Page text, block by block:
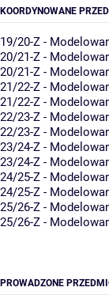
KOORDYNOWANE
19/20-Z -
20/21-Z -
20/21-Z -
21/22-Z -
21/22-Z -
22/23-Z -
22/23-Z -
23/24-Z -
23/24-Z -
24/25-Z -
24/25-Z -
25/26-Z -
25/26-Z -
PROWADZONE